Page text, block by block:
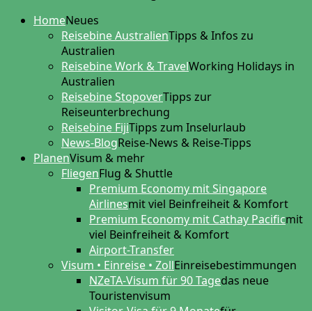
HomeNeues
Reisebine AustralienTipps & Infos zu
Australien
Reisebine Work & TravelWorking Holidays in
Australien
Reisebine StopoverTipps zur
Reiseunterbrechung
Reisebine FijiTipps zum Inselurlaub
News-BlogReise-News & Reise-Tipps
PlanenVisum & mehr
FliegenFlug & Shuttle
Premium Economy mit Singapore
Airlinesmit viel Beinfreiheit & Komfort
Premium Economy mit Cathay Pacificmit
viel Beinfreiheit & Komfort
Airport-Transfer
Visum • Einreise • ZollEinreisebestimmungen
NZeTA-Visum für 90 Tagedas neue
Touristenvisum